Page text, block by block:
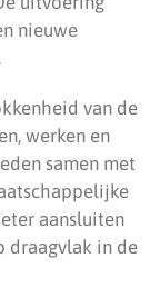
nieuwe
van de
werken en
samen met
aansluiten
draagvlak in de